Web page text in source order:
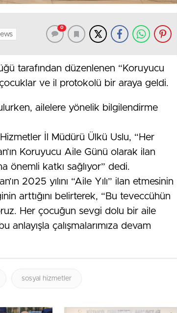
0
tarafından düzenlenen “Koruyucu
ve il protokolü bir araya geldi.
ailelere yönelik bilgilendirme
İl Müdürü Ülkü Uslu, “Her
Koruyucu Aile Günü olarak ilan
önemli katkı sağlıyor” dedi.
2025 yılını “Aile Yılı” ilan etmesinin
arttığını belirterek, “Bu teveccühün
Her çocuğun sevgi dolu bir aile
anlayışla çalışmalarımıza devam
sosyal hizmetler